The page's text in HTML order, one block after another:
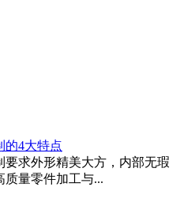
的4大特点
要求外形精美大方，内部无瑕
质量零件加工与...